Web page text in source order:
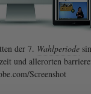
der 7. Wahlperiode
und allerorten
Screenshot